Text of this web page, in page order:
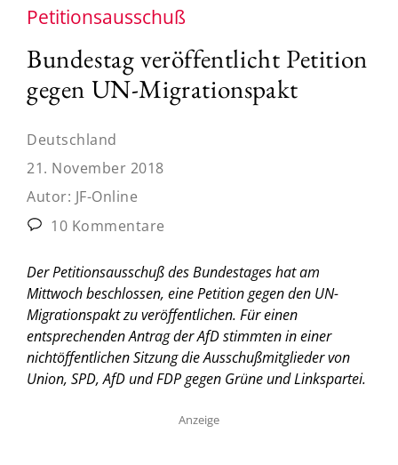
Petitionsausschuß
Bundestag veröffentlicht Petition
gegen UN-Migrationspakt
Deutschland
21. November 2018
Autor: JF-Online
10 Kommentare
Der Petitionsausschuß des Bundestages hat am
Mittwoch beschlossen, eine Petition gegen den UN-
Migrationspakt zu veröffentlichen. Für einen
entsprechenden Antrag der AfD stimmten in einer
nichtöffentlichen Sitzung die Ausschußmitglieder von
Union, SPD, AfD und FDP gegen Grüne und Linkspartei.
Anzeige